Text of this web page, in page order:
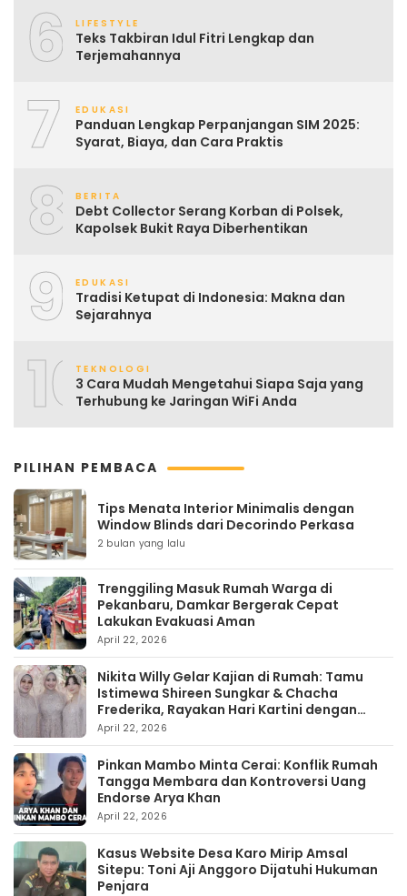
6 LIFESTYLE
Teks Takbiran Idul Fitri Lengkap dan
Terjemahannya
7 EDUKASI
Panduan Lengkap Perpanjangan SIM 2025:
Syarat, Biaya, dan Cara Praktis
8 BERITA
Debt Collector Serang Korban di Polsek,
Kapolsek Bukit Raya Diberhentikan
9 EDUKASI
Tradisi Ketupat di Indonesia: Makna dan
Sejarahnya
10TEKNOLOGI
3 Cara Mudah Mengetahui Siapa Saja yang
Terhubung ke Jaringan WiFi Anda
PILIHAN PEMBACA
Tips Menata Interior Minimalis dengan
Window Blinds dari Decorindo Perkasa
2 bulan yang lalu
Trenggiling Masuk Rumah Warga di
Pekanbaru, Damkar Bergerak Cepat
Lakukan Evakuasi Aman
April 22, 2026
Nikita Willy Gelar Kajian di Rumah: Tamu
Istimewa Shireen Sungkar & Chacha
Frederika, Rayakan Hari Kartini dengan
Kehangatan
April 22, 2026
Pinkan Mambo Minta Cerai: Konflik Rumah
Tangga Membara dan Kontroversi Uang
Endorse Arya Khan
April 22, 2026
Kasus Website Desa Karo Mirip Amsal
Sitepu: Toni Aji Anggoro Dijatuhi Hukuman
Penjara